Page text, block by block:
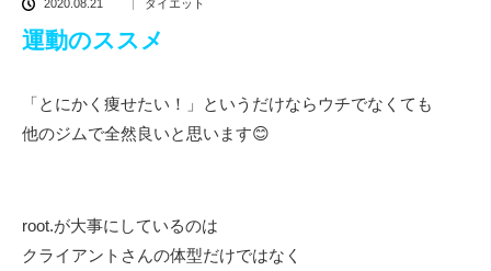
2020.08.21 ダイエット
運動のススメ
「とにかく痩せたい！」というだけならウチでなくても
他のジムで全然良いと思います😊
root.が大事にしているのは
クライアントさんの体型だけではなく